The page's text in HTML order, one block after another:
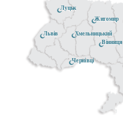
Житомир
Чернівці
Хмельницький
Луцьк
Вінниця
Львів